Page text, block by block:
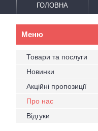
ГОЛОВНА
Товари та послуги
Новинки
Акційні пропозиції
Про нас
Відгуки